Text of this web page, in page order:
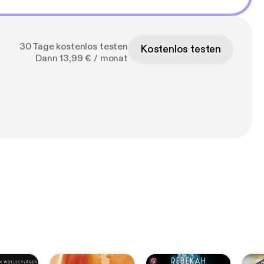
30 Tage kostenlos testen
Dann 13,99 € / monat
Kostenlos testen